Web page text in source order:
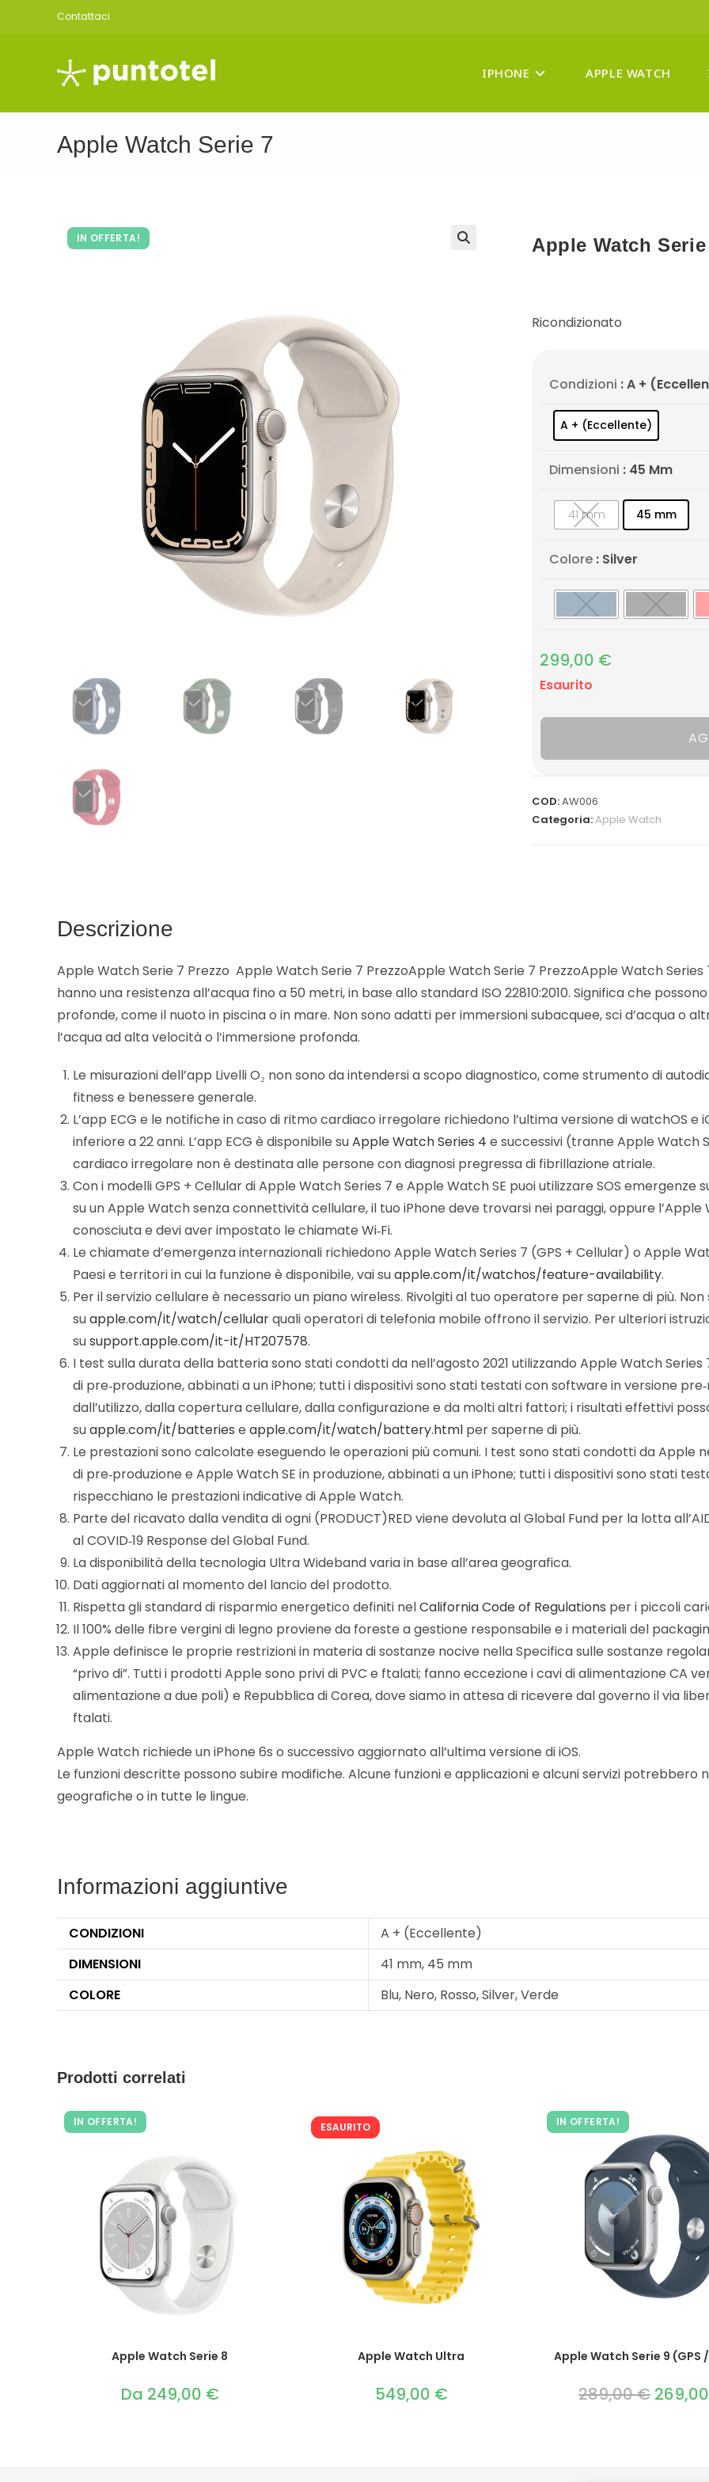
Contattaci
IPHONE APPLE WATCH
Apple Watch Serie 7
IN OFFERTA! Apple Watch Serie
Ricondizionato
Condizioni : A +
A + (Eccellente)
Dimensioni : 45 Mm
41 mm 45 mm
Colore : Silver
299,00 €
Esaurito
COD:AW006
Categoria:Apple Watch
Descrizione
Apple Watch Serie 7 Prezzo Apple Watch Serie 7 PrezzoApple Watch Serie 7 PrezzoApple Watch Series
hanno una resistenza all’acqua fino a 50 metri, in base allo standard ISO 22810:2010. Significa che
profonde, come il nuoto in piscina o in mare. Non sono adatti per immersioni subacquee, sci d’acqua
l’acqua ad alta velocità o l’immersione profonda.
Le misurazioni dell’app Livelli O₂ non sono da intendersi a scopo diagnostico, come strumento di
fitness e benessere generale.
L’app ECG e le notifiche in caso di ritmo cardiaco irregolare richiedono l’ultima versione di watchOS e
inferiore a 22 anni. L’app ECG è disponibile suApple Watch Series 4 e successivi (tranne Apple Watch
cardiaco irregolare non è destinata alle persone con diagnosi pregressa di fibrillazione atriale.
Con i modelli GPS + Cellular di Apple Watch Series 7 e Apple Watch SE puoi utilizzare SOS
su un Apple Watch senza connettività cellulare, il tuo iPhone deve trovarsi nei paraggi, oppure
conosciuta e devi aver impostato le chiamate Wi‑Fi.
Le chiamate d’emergenza internazionali richiedono Apple Watch Series 7 (GPS + Cellular) o Apple
Paesi e territori in cui la funzione è disponibile, vai suapple.com/it/watchos/feature-availability.
Per il servizio cellulare è necessario un piano wireless. Rivolgiti al tuo operatore per saperne di più.
suapple.com/it/watch/cellularquali operatori di telefonia mobile offrono il servizio. Per ulteriori
susupport.apple.com/it-it/HT207578.
I test sulla durata della batteria sono stati condotti da nell’agosto 2021 utilizzando Apple Watch Series
di pre‑produzione, abbinati a un iPhone; tutti i dispositivi sono stati testati con software in versione
dall’utilizzo, dalla copertura cellulare, dalla configurazione e da molti altri fattori; i risultati effettivi
suapple.com/it/batteries e apple.com/it/watch/battery.html per saperne di più.
Le prestazioni sono calcolate eseguendo le operazioni più comuni. I test sono stati condotti da Apple
di pre‑produzione e Apple Watch SE in produzione, abbinati a un iPhone; tutti i dispositivi sono stati
rispecchiano le prestazioni indicative di Apple Watch.
Parte del ricavato dalla vendita di ogni (PRODUCT)RED viene devoluta al Global Fund per la lotta
al COVID‑19 Response del Global Fund.
La disponibilità della tecnologia Ultra Wideband varia in base all’area geografica.
Dati aggiornati al momento del lancio del prodotto.
Rispetta gli standard di risparmio energetico definiti nelCalifornia Code of Regulations per i piccoli
Il 100% delle fibre vergini di legno proviene da foreste a gestione responsabile e i materiali del
Apple definisce le proprie restrizioni in materia di sostanze nocive nella Specifica sulle sostanze
“privo di”. Tutti i prodotti Apple sono privi di PVC e ftalati; fanno eccezione i cavi di alimentazione CA
alimentazione a due poli) e Repubblica di Corea, dove siamo in attesa di ricevere dal governo il via
ftalati.
Apple Watch richiede un iPhone 6s o successivo aggiornato all’ultima versione di iOS.
Le funzioni descritte possono subire modifiche. Alcune funzioni e applicazioni e alcuni servizi potrebbero
geografiche o in tutte le lingue.
Informazioni aggiuntive
CONDIZIONI
A + (Eccellente)
DIMENSIONI
41 mm, 45 mm
COLORE
Blu, Nero, Rosso, Silver, Verde
Prodotti correlati
IN OFFERTA!
Apple Watch Serie 8
Da 249,00 €
ESAURITO
Apple Watch Ultra
549,00 €
IN OFFERTA!
Apple Watch Serie 9 (GPS
289,00€ Il
prezzo
269,00